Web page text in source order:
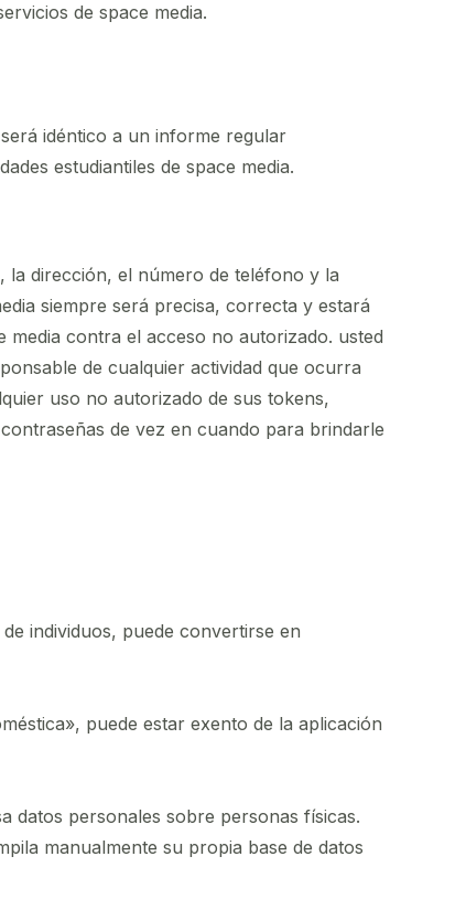
de space media.
idéntico a un informe regular
estudiantiles de space media.
dirección, el número de teléfono y la
siempre será precisa, correcta y estará
contra el acceso no autorizado. usted
de cualquier actividad que ocurra
uso no autorizado de sus tokens,
de vez en cuando para brindarle
individuos, puede convertirse en
puede estar exento de la aplicación
datos personales sobre personas físicas.
manualmente su propia base de datos